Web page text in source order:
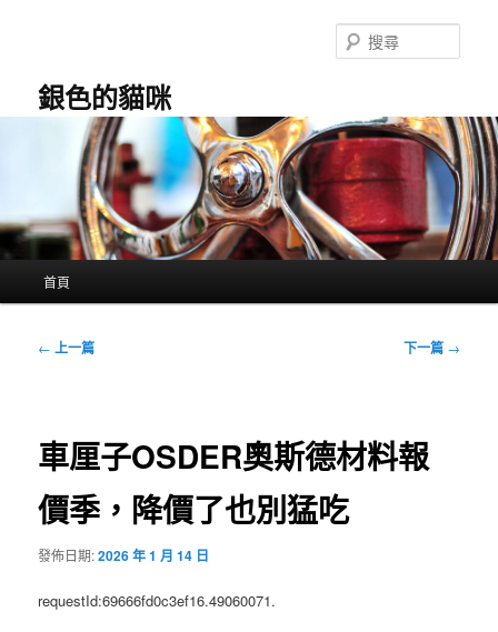
銀色的貓咪
尋
首頁
文
← 上一篇 下一篇 →
車厘子OSDER奧斯德材料報
價季，降價了也別猛吃
發佈日期:2026 年 1 月 14 日
requestId:69666fd0c3ef16.49060071.